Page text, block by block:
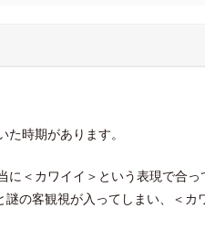
時期があります。
＜カワイイ＞という表現で合
の客観視が入ってしまい、＜カ